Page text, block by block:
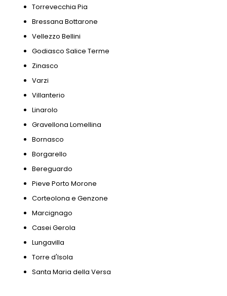
Torrevecchia Pia
Bressana Bottarone
Vellezzo Bellini
Godiasco Salice Terme
Zinasco
Varzi
Villanterio
Linarolo
Gravellona Lomellina
Bornasco
Borgarello
Bereguardo
Pieve Porto Morone
Corteolona e Genzone
Marcignago
Casei Gerola
Lungavilla
Torre d'Isola
Santa Maria della Versa